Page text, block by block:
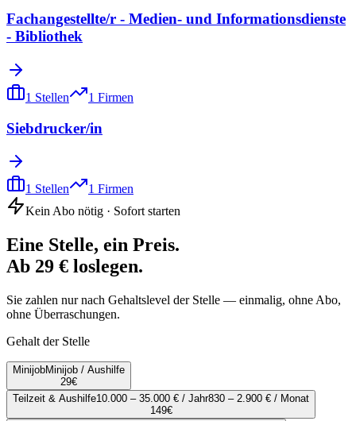
Fachangestellte/r - Medien- und Informationsdienste
- Bibliothek
1 Stellen 1 Firmen
Siebdrucker/in
1 Stellen 1 Firmen
Kein Abo nötig · Sofort starten
Eine Stelle, ein Preis.
Ab 29 € loslegen.
Sie zahlen nur nach Gehaltslevel der Stelle — einmalig, ohne Abo,
ohne Überraschungen.
Gehalt der Stelle
MinijobMinijob / Aushilfe
29€
Teilzeit & Aushilfe10.000 – 35.000 € / Jahr830 – 2.900 € / Monat
149€